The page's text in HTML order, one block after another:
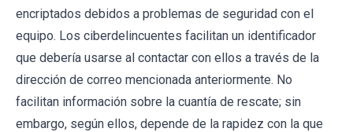
encriptados debidos a problemas de seguridad con el
equipo. Los ciberdelincuentes facilitan un identificador
que debería usarse al contactar con ellos a través de la
dirección de correo mencionada anteriormente. No
facilitan información sobre la cuantía de rescate; sin
embargo, según ellos, depende de la rapidez con la que